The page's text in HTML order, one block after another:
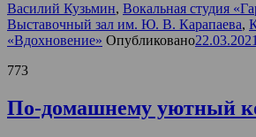
Василий Кузьмин, Вокальная студия
Выставочный зал им. Ю. В. Карапаева,
«Вдохновение» Опубликовано22.03.2021
773
По-домашнему уютный